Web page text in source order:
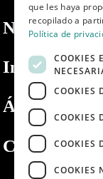
Nosotros
Información
Área privada
Contacto
que les haya
recopilado a
Política de
COOKIES
COOKIES
COOKIES
COOKIES
COOKIES